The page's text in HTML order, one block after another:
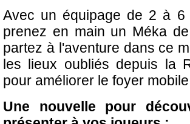
Avec un équipage de 2 à
prenez en main un Méka
partez à l'aventure dans ce
les lieux oubliés depuis la
pour améliorer le foyer
Une nouvelle pour